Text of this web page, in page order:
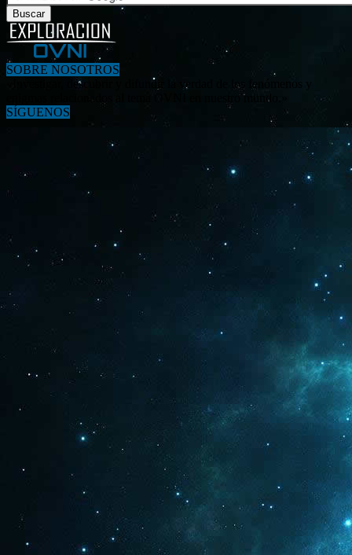
SOBRE NOSOTROS
«Investigar, descubrir y difundir la verdad de los fenómenos y
enigmas relacionados al tema OVNI en nuestro mundo.»
SÍGUENOS